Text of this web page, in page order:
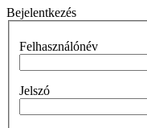
Bejelentkezés
Felhasználónév
Jelszó